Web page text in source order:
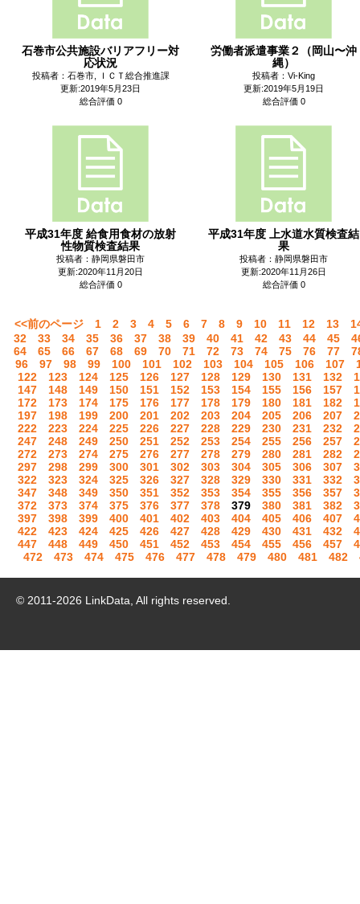
石巻市公共施設バリアフリー対
応状況
投稿者：石巻市, ＩＣＴ総合推進課
更新:2019年5月23日
総合評価 0
労働者派遣事業２（岡山〜沖
縄）
投稿者：Vi-King
更新:2019年5月19日
総合評価 0
平成31年度 給食用食材の放射
性物質検査結果
投稿者：静岡県磐田市
更新:2020年11月20日
総合評価 0
平成31年度 上水道水質検査結
果
投稿者：静岡県磐田市
更新:2020年11月26日
総合評価 0
<<前のページ 1 2 3 4 5 6 7 8 9 10 11 12 13
32
33 34 35 36 37 38 39 40 41 42 43 44 45
64
65 66 67 68 69 70 71 72 73 74 75 76 77
96
97 98 99 100 101 102 103 104 105 106 107
122
123 124 125 126 127 128 129 130 131 132
147
148 149 150 151 152 153 154 155 156 157
172
173 174 175 176 177 178 179 180 181 182
197
198 199 200 201 202 203 204 205 206 207
222
223 224 225 226 227 228 229 230 231 232
247
248 249 250 251 252 253 254 255 256 257
272
273 274 275 276 277 278 279 280 281 282
297
298 299 300 301 302 303 304 305 306 307
322
323 324 325 326 327 328 329 330 331 332
347
348 349 350 351 352 353 354 355 356 357
372
373 374 375 376 377 378 379 380 381 382
397
398 399 400 401 402 403 404 405 406 407
422
423 424 425 426 427 428 429 430 431 432
447
448 449 450 451 452 453 454 455 456 457
472
473 474 475 476 477 478 479 480 481 482
© 2011-2026 LinkData, All rights reserved.